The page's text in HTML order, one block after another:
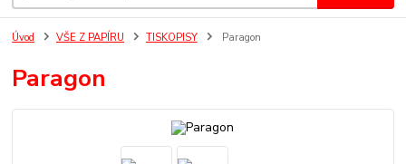
Úvod VŠE Z PAPÍRU TISKOPISY Paragon
Paragon